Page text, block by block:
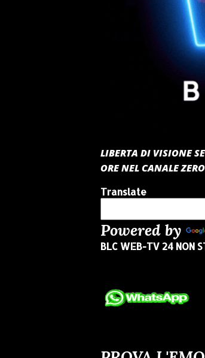
LIBERTA DI VISIONE
ORE NEL CANALE ZERO
Translate
Powered by
BLC WEB-TV 24 NON